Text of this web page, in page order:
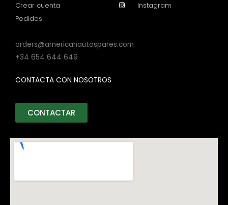
Crear cuenta
Pedidos
Instagram
orders@americanautospares.com
+34 654 644 649
CONTACTA CON NOSOTROS
CONTACTAR